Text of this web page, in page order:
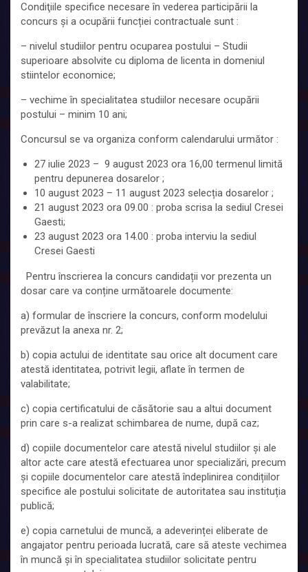
Condiţiile specifice necesare în vederea participării la
concurs și a ocupării funcției contractuale sunt :
– nivelul studiilor pentru ocuparea postului – Studii
superioare absolvite cu diploma de licenta in domeniul
stiintelor economice;
– vechime în specialitatea studiilor necesare ocupării
postului – minim 10 ani;
Concursul se va organiza conform calendarului următor :
27 iulie 2023 – 9 august 2023 ora 16,00 termenul limită
pentru depunerea dosarelor ;
10 august 2023 – 11 august 2023 selecția dosarelor ;
21 august 2023 ora 09.00 : proba scrisa la sediul Cresei
Gaesti;
23 august 2023 ora 14.00 : proba interviu la sediul
Cresei Gaesti
Pentru înscrierea la concurs candidații vor prezenta un
dosar care va conține următoarele documente:
a) formular de înscriere la concurs, conform modelului
prevăzut la anexa nr. 2;
b) copia actului de identitate sau orice alt document care
atestă identitatea, potrivit legii, aflate în termen de
valabilitate;
c) copia certificatului de căsătorie sau a altui document
prin care s-a realizat schimbarea de nume, după caz;
d) copiile documentelor care atestă nivelul studiilor și ale
altor acte care atestă efectuarea unor specializări, precum
și copiile documentelor care atestă îndeplinirea condițiilor
specifice ale postului solicitate de autoritatea sau instituția
publică;
e) copia carnetului de muncă, a adeverinței eliberate de
angajator pentru perioada lucrată, care să ateste vechimea
în muncă și în specialitatea studiilor solicitate pentru